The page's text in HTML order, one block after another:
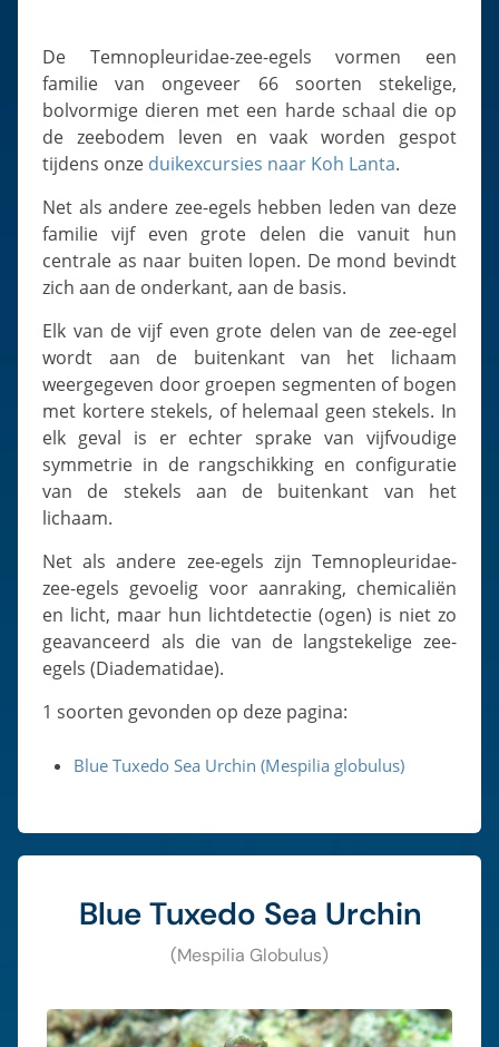
Clams & Oysters
Sponges
Bristle Worms
De Temnopleuridae-zee-egels vormen een
familie van ongeveer 66 soorten stekelige,
bolvormige dieren met een harde schaal die op
de zeebodem leven en vaak worden gespot
tijdens onze duikexcursies naar Koh Lanta.
Net als andere zee-egels hebben leden van deze
familie vijf even grote delen die vanuit hun
centrale as naar buiten lopen. De mond bevindt
zich aan de onderkant, aan de basis.
Elk van de vijf even grote delen van de zee-egel
wordt aan de buitenkant van het lichaam
weergegeven door groepen segmenten of bogen
met kortere stekels, of helemaal geen stekels. In
elk geval is er echter sprake van vijfvoudige
symmetrie in de rangschikking en configuratie
van de stekels aan de buitenkant van het
lichaam.
Net als andere zee-egels zijn Temnopleuridae-
zee-egels gevoelig voor aanraking, chemicaliën
en licht, maar hun lichtdetectie (ogen) is niet zo
geavanceerd als die van de langstekelige zee-
egels (Diadematidae).
1 soorten gevonden op deze pagina:
Blue Tuxedo Sea Urchin (Mespilia globulus)
Blue Tuxedo Sea Urchin
(Mespilia Globulus)